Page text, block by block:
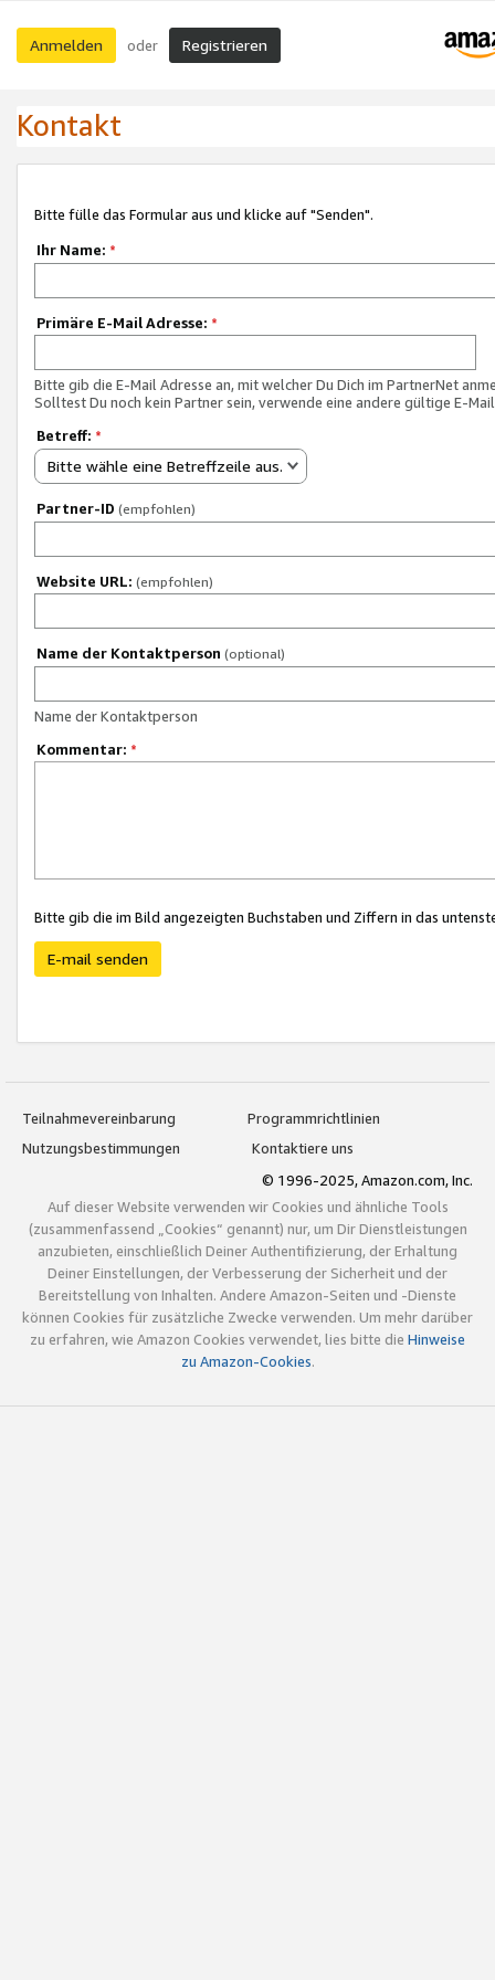
Anmelden oder Registrieren
Kontakt
Bitte fülle das Formular aus und klicke auf "Senden".
Ihr Name: *
Primäre E-Mail Adresse: *
Bitte gib die E-Mail Adresse an, mit welcher Du Dich im PartnerNet
Solltest Du noch kein Partner sein, verwende eine andere gültige E-
Betreff: *
Bitte wähle eine Betreffzeile aus.
Partner-ID (empfohlen)
Website URL: (empfohlen)
Name der Kontaktperson (optional)
Name der Kontaktperson
Kommentar: *
Bitte gib die im Bild angezeigten Buchstaben und Ziffern in das
E-mail senden
Teilnahmevereinbarung
Programmrichtlinien
Nutzungsbestimmungen
Kontaktiere uns
© 1996-2025, Amazon.com, Inc.
Auf dieser Website verwenden wir Cookies und ähnliche Tools
(zusammenfassend „Cookies“ genannt) nur, um Dir Dienstleistungen
anzubieten, einschließlich Deiner Authentifizierung, der Erhaltung
Deiner Einstellungen, der Verbesserung der Sicherheit und der
Bereitstellung von Inhalten. Andere Amazon-Seiten und -Dienste
können Cookies für zusätzliche Zwecke verwenden. Um mehr darüber
zu erfahren, wie Amazon Cookies verwendet, lies bitte die Hinweise
zu Amazon-Cookies.